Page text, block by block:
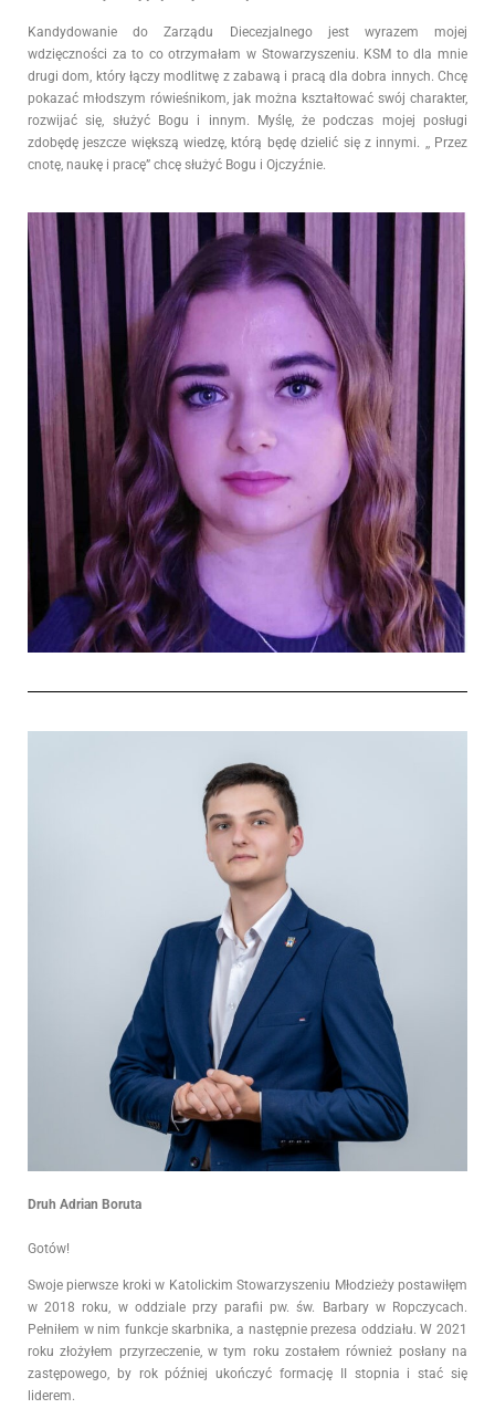
Kandydowanie do Zarządu Diecezjalnego jest wyrazem mojej
wdzięczności za to co otrzymałam w Stowarzyszeniu. KSM to dla mnie
drugi dom, który łączy modlitwę z zabawą i pracą dla dobra innych. Chcę
pokazać młodszym rówieśnikom, jak można kształtować swój charakter,
rozwijać się, służyć Bogu i innym. Myślę, że podczas mojej posługi
zdobędę jeszcze większą wiedzę, którą będę dzielić się z innymi. ,, Przez
cnotę, naukę i pracę” chcę służyć Bogu i Ojczyźnie.
Druh Adrian Boruta
Gotów!
Swoje pierwsze kroki w Katolickim Stowarzyszeniu Młodzieży postawiłęm
w 2018 roku, w oddziale przy parafii pw. św. Barbary w Ropczycach.
Pełniłem w nim funkcje skarbnika, a następnie prezesa oddziału. W 2021
roku złożyłem przyrzeczenie, w tym roku zostałem również posłany na
zastępowego, by rok później ukończyć formację II stopnia i stać się
liderem.